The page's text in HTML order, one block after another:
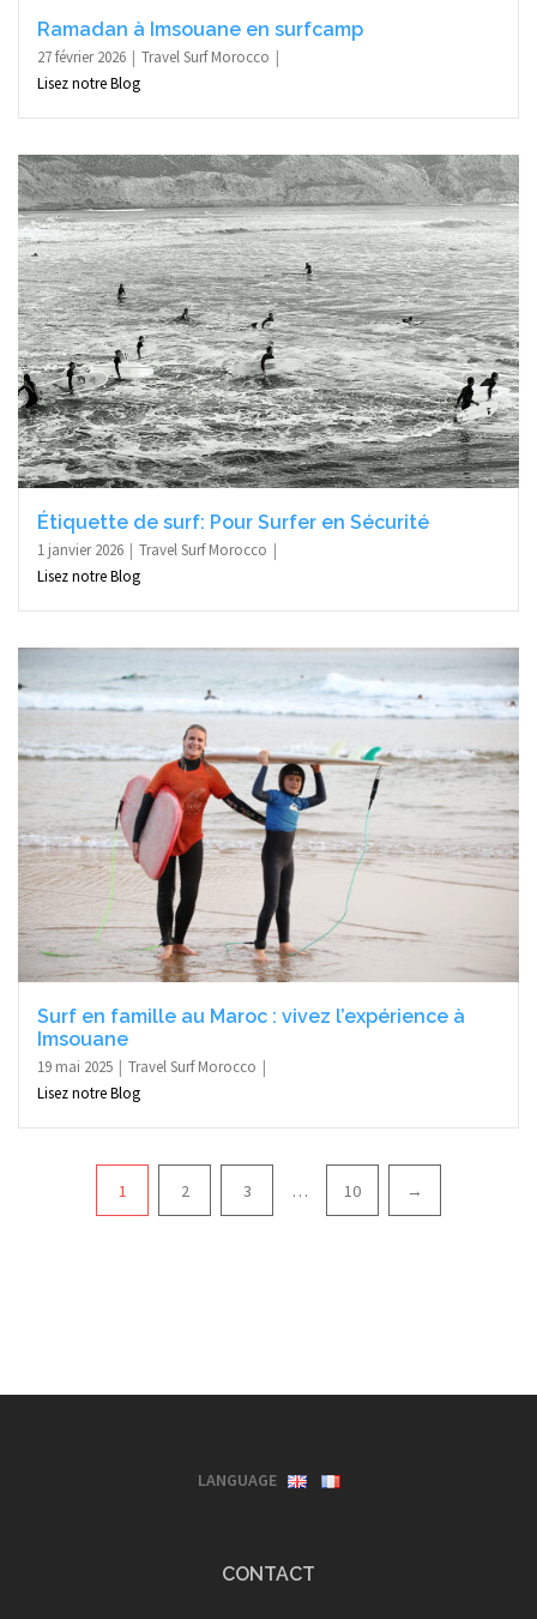
Ramadan à Imsouane en surfcamp
27 février 2026
Travel Surf Morocco
Lisez notre Blog
Étiquette de surf: Pour Surfer en Sécurité
1 janvier 2026
Travel Surf Morocco
Lisez notre Blog
Surf en famille au Maroc : vivez l’expérience à
Imsouane
19 mai 2025
Travel Surf Morocco
Lisez notre Blog
Pagination
1 2 3 … 10 →
LANGUAGE
CONTACT